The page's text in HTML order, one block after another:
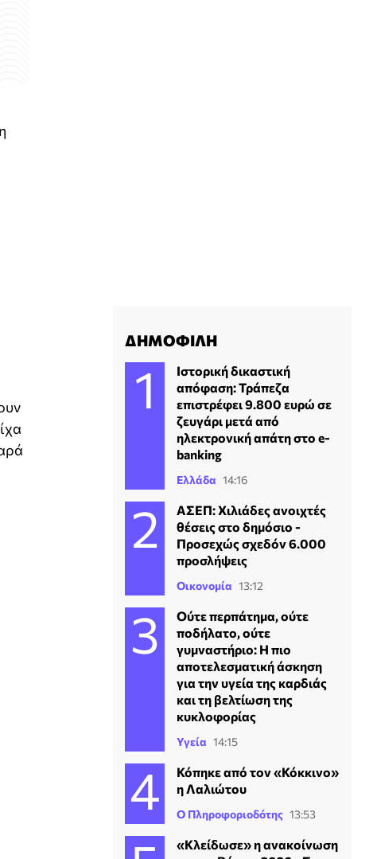
ΔΗΜΟΦΙΛΗ
Ιστορική δικαστική
απόφαση: Τράπεζα
επιστρέφει 9.800 ευρώ σε
ζευγάρι μετά από
ηλεκτρονική απάτη στο e-
banking
Ελλάδα 14:16
ΑΣΕΠ: Χιλιάδες ανοιχτές
θέσεις στο δημόσιο -
Προσεχώς σχεδόν 6.000
προσλήψεις
Οικονομία 13:12
Ούτε περπάτημα, ούτε
ποδήλατο, ούτε
γυμναστήριο: Η πιο
αποτελεσματική άσκηση
για την υγεία της καρδιάς
και τη βελτίωση της
κυκλοφορίας
Υγεία 14:15
Κόπηκε από τον «Κόκκινο»
η Λαλιώτου
Ο Πληροφοριοδότης 13:53
«Κλείδωσε» η ανακοίνωση